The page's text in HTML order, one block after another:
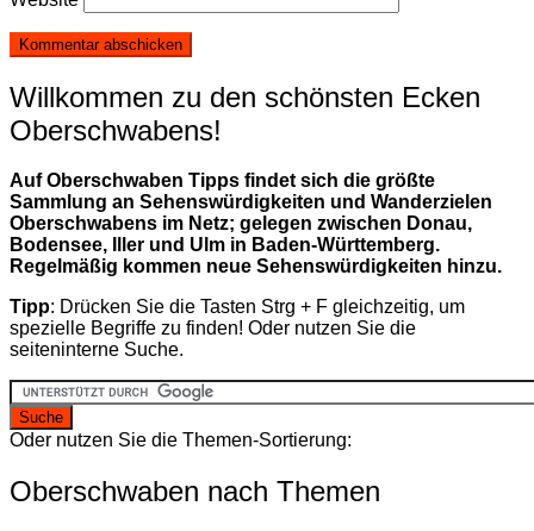
Willkommen zu den schönsten Ecken
Oberschwabens!
Auf Oberschwaben Tipps findet sich die größte
Sammlung an Sehenswürdigkeiten und Wanderzielen
Oberschwabens im Netz; gelegen zwischen Donau,
Bodensee, Iller und Ulm in Baden-Württemberg.
Regelmäßig kommen neue Sehenswürdigkeiten hinzu.
Tipp: Drücken Sie die Tasten Strg + F gleichzeitig, um
spezielle Begriffe zu finden! Oder nutzen Sie die
seiteninterne Suche.
Oder nutzen Sie die Themen-Sortierung:
Oberschwaben nach Themen